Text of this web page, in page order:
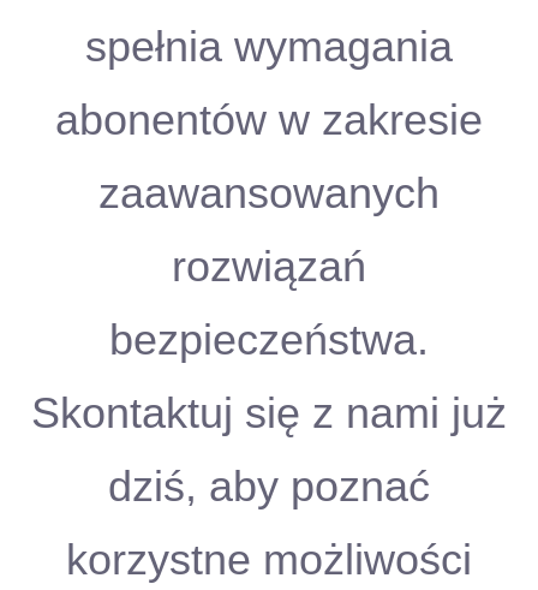
spełnia wymagania
abonentów w zakresie
zaawansowanych
rozwiązań
bezpieczeństwa.
Skontaktuj się z nami już
dziś, aby poznać
korzystne możliwości